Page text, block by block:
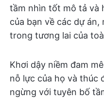
tầm nhìn tốt mô tả và
của bạn về các dự
trong tương lai của
Khơi dậy niềm đam
nỗ lực của họ và thúc
ngừng với tuyên bố